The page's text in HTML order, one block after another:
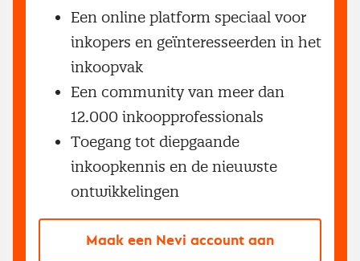
Een online platform speciaal voor
inkopers en geïnteresseerden in het
inkoopvak
Een community van meer dan
12.000 inkoopprofessionals
Toegang tot diepgaande
inkoopkennis en de nieuwste
ontwikkelingen
Maak een Nevi account aan